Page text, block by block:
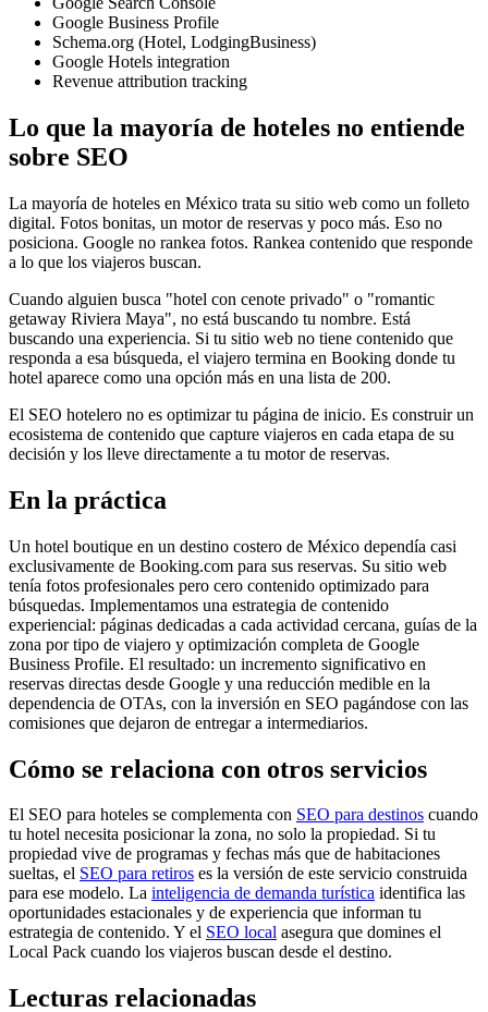
Google Business Profile
Schema.org (Hotel, LodgingBusiness)
Google Hotels integration
Revenue attribution tracking
Lo que la mayoría de hoteles no entiende
sobre SEO
La mayoría de hoteles en México trata su sitio web como un folleto
digital. Fotos bonitas, un motor de reservas y poco más. Eso no
posiciona. Google no rankea fotos. Rankea contenido que responde
a lo que los viajeros buscan.
Cuando alguien busca "hotel con cenote privado" o "romantic
getaway Riviera Maya", no está buscando tu nombre. Está
buscando una experiencia. Si tu sitio web no tiene contenido que
responda a esa búsqueda, el viajero termina en Booking donde tu
hotel aparece como una opción más en una lista de 200.
El SEO hotelero no es optimizar tu página de inicio. Es construir un
ecosistema de contenido que capture viajeros en cada etapa de su
decisión y los lleve directamente a tu motor de reservas.
En la práctica
Un hotel boutique en un destino costero de México dependía casi
exclusivamente de Booking.com para sus reservas. Su sitio web
tenía fotos profesionales pero cero contenido optimizado para
búsquedas. Implementamos una estrategia de contenido
experiencial: páginas dedicadas a cada actividad cercana, guías de la
zona por tipo de viajero y optimización completa de Google
Business Profile. El resultado: un incremento significativo en
reservas directas desde Google y una reducción medible en la
dependencia de OTAs, con la inversión en SEO pagándose con las
comisiones que dejaron de entregar a intermediarios.
Cómo se relaciona con otros servicios
El SEO para hoteles se complementa con SEO para destinos cuando
tu hotel necesita posicionar la zona, no solo la propiedad. Si tu
propiedad vive de programas y fechas más que de habitaciones
sueltas, el SEO para retiros es la versión de este servicio construida
para ese modelo. La inteligencia de demanda turística identifica las
oportunidades estacionales y de experiencia que informan tu
estrategia de contenido. Y el SEO local asegura que domines el
Local Pack cuando los viajeros buscan desde el destino.
Lecturas relacionadas